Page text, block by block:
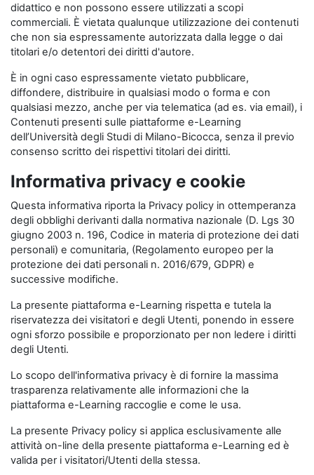
didattico e non possono essere utilizzati a scopi
commerciali. È vietata qualunque utilizzazione dei contenuti
che non sia espressamente autorizzata dalla legge o dai
titolari e/o detentori dei diritti d'autore.
È in ogni caso espressamente vietato pubblicare,
diffondere, distribuire in qualsiasi modo o forma e con
qualsiasi mezzo, anche per via telematica (ad es. via email), i
Contenuti presenti sulle piattaforme e-Learning
dell’Università degli Studi di Milano-Bicocca, senza il previo
consenso scritto dei rispettivi titolari dei diritti.
Informativa privacy e cookie
Questa informativa riporta la Privacy policy in ottemperanza
degli obblighi derivanti dalla normativa nazionale (D. Lgs 30
giugno 2003 n. 196, Codice in materia di protezione dei dati
personali) e comunitaria, (Regolamento europeo per la
protezione dei dati personali n. 2016/679, GDPR) e
successive modifiche.
La presente piattaforma e-Learning rispetta e tutela la
riservatezza dei visitatori e degli Utenti, ponendo in essere
ogni sforzo possibile e proporzionato per non ledere i diritti
degli Utenti.
Lo scopo dell'informativa privacy è di fornire la massima
trasparenza relativamente alle informazioni che la
piattaforma e-Learning raccoglie e come le usa.
La presente Privacy policy si applica esclusivamente alle
attività on-line della presente piattaforma e-Learning ed è
valida per i visitatori/Utenti della stessa.